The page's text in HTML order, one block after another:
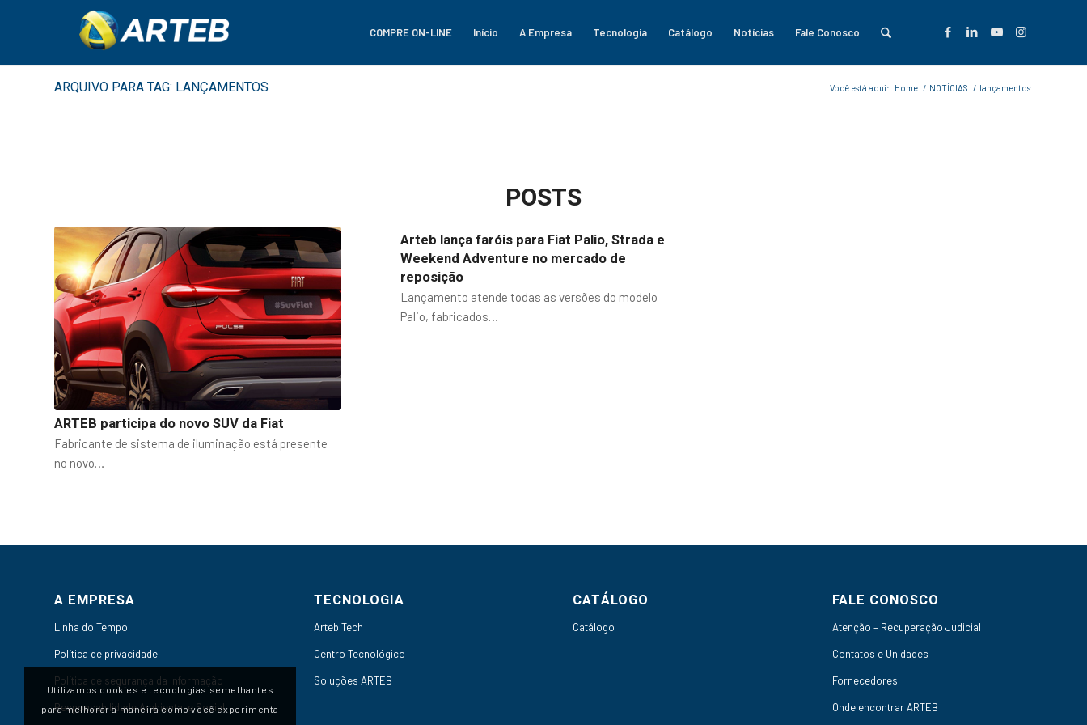
COMPRE ON-LINE Início A Empresa Tecnologia Catálogo Notícias Fale Conosco
ARQUIVO PARA TAG: LANÇAMENTOS Você está aqui: Home / NOTÍCIAS / lançamentos
POSTS
ARTEB participa do novo SUV da Fiat
Fabricante de sistema de iluminação está presente
no novo…
Arteb lança faróis para Fiat Palio, Strada e
Weekend Adventure no mercado de
reposição
Lançamento atende todas as versões do modelo
Palio, fabricados…
A EMPRESA
Linha do Tempo
Política de privacidade
Política de segurança da informação
Responsabilidade Ambiental e Social
TECNOLOGIA
Arteb Tech
Centro Tecnológico
Soluções ARTEB
CATÁLOGO
Catálogo
FALE CONOSCO
Atenção – Recuperação Judicial
Contatos e Unidades
Fornecedores
Onde encontrar ARTEB
Utilizamos cookies e tecnologias semelhantes
para melhorar a maneira como você experimenta